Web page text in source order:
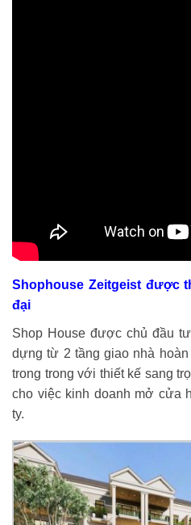
Shophouse Zeitgeist được
đại
Shop House được chủ đầu
dựng từ 2 tầng giao nhà
trong trong với thiết kế sang
cho việc kinh doanh mở cửa
ty.